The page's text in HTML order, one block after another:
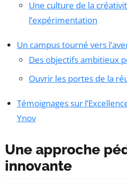
Une culture de la
l’expérimentation
Un campus tourné vers
Des objectifs ambitieux
Ouvrir les portes de la
Témoignages sur
Ynov
Une approche
innovante